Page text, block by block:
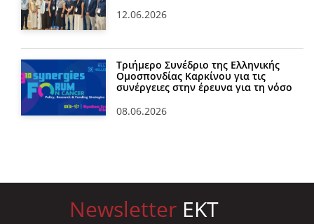
12.06.2026
Τριήμερο Συνέδριο της Ελληνικής
Ομοσπονδίας Καρκίνου για τις
συνέργειες στην έρευνα για τη νόσο
08.06.2026
Newsletter EKT